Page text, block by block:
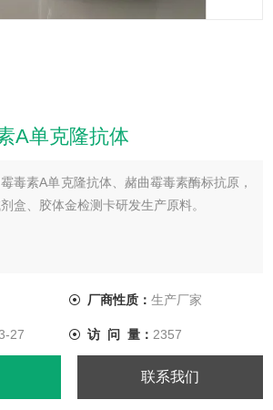
A单克隆抗体
毒素A单克隆抗体、赭曲霉毒素酶标抗原，
盒、胶体金检测卡研发生产原料。
厂商性质： 生产厂家
27 访 问 量： 2357
联系我们